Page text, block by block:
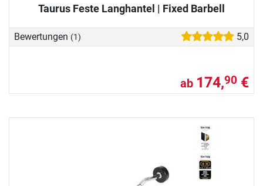
Taurus Feste Langhantel | Fixed Barbell
Bewertungen (1) 5,0
ab 174,90 €